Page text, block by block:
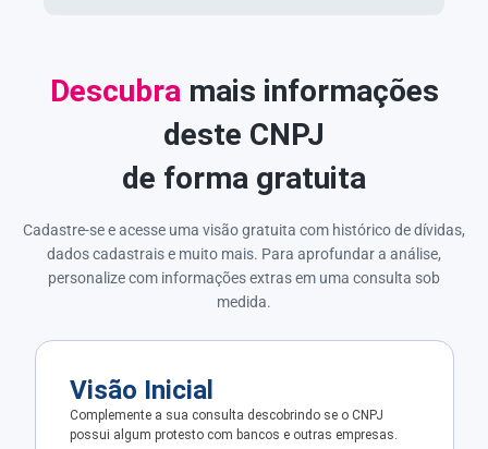
Descubra mais informações
deste CNPJ
de forma gratuita
Cadastre-se e acesse uma visão gratuita com histórico de dívidas,
dados cadastrais e muito mais. Para aprofundar a análise,
personalize com informações extras em uma consulta sob
medida.
Visão Inicial
Complemente a sua consulta descobrindo se o CNPJ
possui algum protesto com bancos e outras empresas.